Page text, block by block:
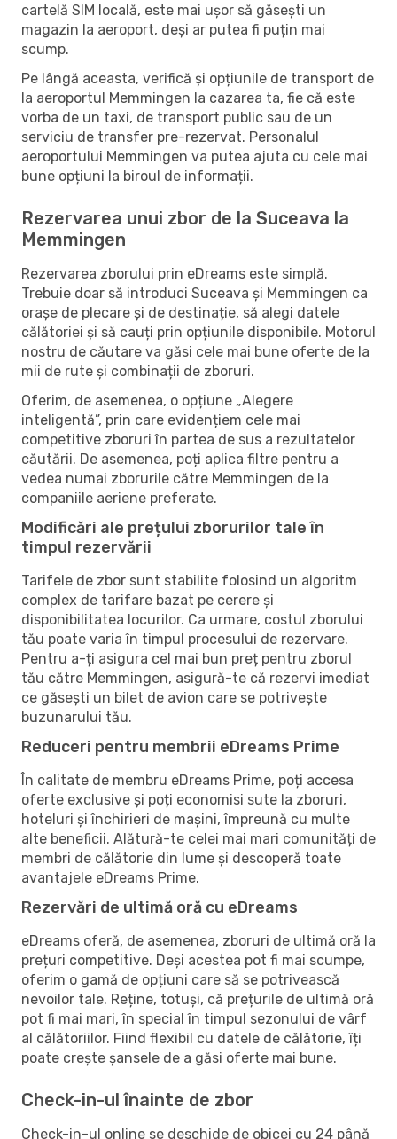
cartelă SIM locală, este mai ușor să găsești un
magazin la aeroport, deși ar putea fi puțin mai
scump.
Pe lângă aceasta, verifică și opțiunile de transport de
la aeroportul Memmingen la cazarea ta, fie că este
vorba de un taxi, de transport public sau de un
serviciu de transfer pre-rezervat. Personalul
aeroportului Memmingen va putea ajuta cu cele mai
bune opțiuni la biroul de informații.
Rezervarea unui zbor de la Suceava la
Memmingen
Rezervarea zborului prin eDreams este simplă.
Trebuie doar să introduci Suceava și Memmingen ca
orașe de plecare și de destinație, să alegi datele
călătoriei și să cauți prin opțiunile disponibile. Motorul
nostru de căutare va găsi cele mai bune oferte de la
mii de rute și combinații de zboruri.
Oferim, de asemenea, o opțiune „Alegere
inteligentă”, prin care evidențiem cele mai
competitive zboruri în partea de sus a rezultatelor
căutării. De asemenea, poți aplica filtre pentru a
vedea numai zborurile către Memmingen de la
companiile aeriene preferate.
Modificări ale prețului zborurilor tale în
timpul rezervării
Tarifele de zbor sunt stabilite folosind un algoritm
complex de tarifare bazat pe cerere și
disponibilitatea locurilor. Ca urmare, costul zborului
tău poate varia în timpul procesului de rezervare.
Pentru a-ți asigura cel mai bun preț pentru zborul
tău către Memmingen, asigură-te că rezervi imediat
ce găsești un bilet de avion care se potrivește
buzunarului tău.
Reduceri pentru membrii eDreams Prime
În calitate de membru eDreams Prime, poți accesa
oferte exclusive și poți economisi sute la zboruri,
hoteluri și închirieri de mașini, împreună cu multe
alte beneficii. Alătură-te celei mai mari comunități de
membri de călătorie din lume și descoperă toate
avantajele eDreams Prime.
Rezervări de ultimă oră cu eDreams
eDreams oferă, de asemenea, zboruri de ultimă oră la
prețuri competitive. Deși acestea pot fi mai scumpe,
oferim o gamă de opțiuni care să se potrivească
nevoilor tale. Reține, totuși, că prețurile de ultimă oră
pot fi mai mari, în special în timpul sezonului de vârf
al călătoriilor. Fiind flexibil cu datele de călătorie, îți
poate crește șansele de a găsi oferte mai bune.
Check-in-ul înainte de zbor
Check-in-ul online se deschide de obicei cu 24 până